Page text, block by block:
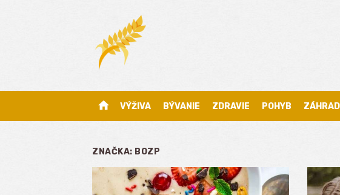
home VÝŽIVA BÝVANIE ZDRAVIE POHYB
ZNAČKA: BOZP